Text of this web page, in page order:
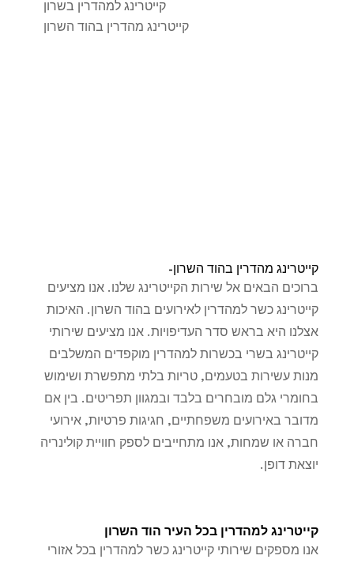
קייטרינג למהדרין בשרון
קייטרינג מהדרין בהוד השרון
קייטרינג מהדרין בהוד השרון-
ברוכים הבאים אל שירות הקייטרינג שלנו. אנו מציעים
קייטרינג כשר למהדרין לאירועים בהוד השרון. האיכות
אצלנו היא בראש סדר העדיפויות. אנו מציעים שירותי
קייטרינג בשרי בכשרות למהדרין מוקפדים המשלבים
מנות עשירות בטעמים, טריות בלתי מתפשרת ושימוש
בחומרי גלם מובחרים בלבד ובמגוון תפריטים. בין אם
מדובר באירועים משפחתיים, חגיגות פרטיות, אירועי
חברה או שמחות, אנו מתחייבים לספק חוויית קולינריה
יוצאת דופן.
קייטרינג למהדרין בכל העיר הוד השרון
אנו מספקים שירותי קייטרינג כשר למהדרין בכל אזורי